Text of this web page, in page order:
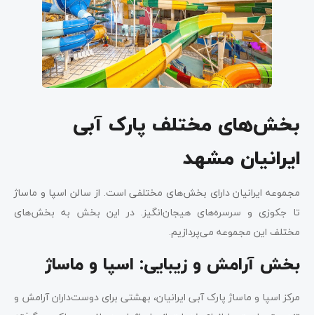
بخش‌های مختلف پارک آبی
ایرانیان مشهد
مجموعه ایرانیان دارای بخش‌های مختلفی است. از سالن اسپا و ماساژ
تا جکوزی و سرسره‌های هیجان‌انگیز. در این بخش به بخش‌های
مختلف این مجموعه می‌پردازیم.
بخش آرامش و زیبایی: اسپا و ماساژ
مرکز اسپا و ماساژ پارک آبی ایرانیان، بهشتی برای دوست‌داران آرامش و